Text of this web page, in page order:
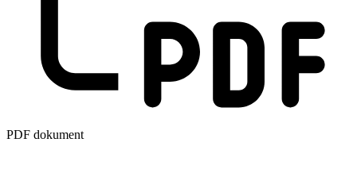
PDF dokument